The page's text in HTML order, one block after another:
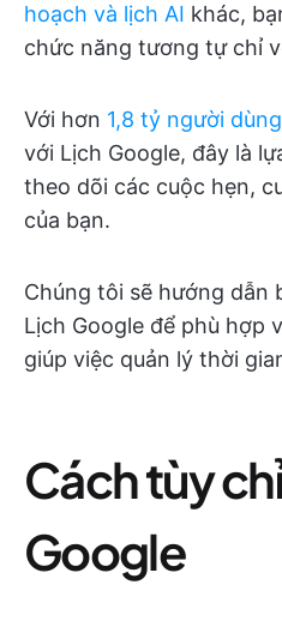
hoạch và lịch AI khác,
chức năng tương tự chỉ
Với hơn 1,8 tỷ người
với Lịch Google, đây là
theo dõi các cuộc hẹn,
của bạn.
Chúng tôi sẽ hướng dẫn
Lịch Google để phù hợp
giúp việc quản lý thời
Cách tùy
Google